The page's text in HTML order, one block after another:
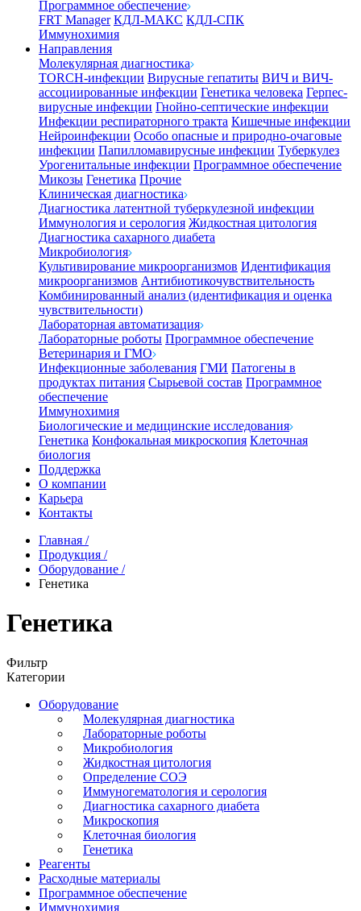
Программное обеспечение
FRT Manager КДЛ-МАКС КДЛ-СПК
Иммунохимия
Направления
Молекулярная диагностика
TORCH-инфекции Вирусные гепатиты ВИЧ и ВИЧ-
ассоциированные инфекции Генетика человека Герпес-
вирусные инфекции Гнойно-септические инфекции
Инфекции респираторного тракта Кишечные инфекции
Нейроинфекции Особо опасные и природно-очаговые
инфекции Папилломавирусные инфекции Туберкулез
Урогенитальные инфекции Программное обеспечение
Микозы Генетика Прочие
Клиническая диагностика
Диагностика латентной туберкулезной инфекции
Иммунология и серология Жидкостная цитология
Диагностика сахарного диабета
Микробиология
Культивирование микроорганизмов Идентификация
микроорганизмов Антибиотикочувствительность
Комбинированный анализ (идентификация и оценка
чувствительности)
Лабораторная автоматизация
Лабораторные роботы Программное обеспечение
Ветеринария и ГМО
Инфекционные заболевания ГМИ Патогены в
продуктах питания Сырьевой состав Программное
обеспечение
Иммунохимия
Биологические и медицинские исследования
Генетика Конфокальная микроскопия Клеточная
биология
Поддержка
О компании
Карьера
Контакты
Главная /
Продукция /
Оборудование /
Генетика
Генетика
Фильтр
Категории
Оборудование
Молекулярная диагностика
Лабораторные роботы
Микробиология
Жидкостная цитология
Определение СОЭ
Иммуногематология и серология
Диагностика сахарного диабета
Микроскопия
Клеточная биология
Генетика
Реагенты
Расходные материалы
Программное обеспечение
Иммунохимия